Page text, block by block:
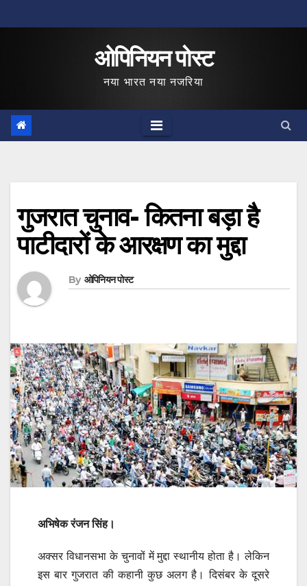
to
ओपिनियन पोस्ट
नया भारत नया नजरिया
गुजरात चुनाव- कितना बड़ा है
पाटीदारों के आरक्षण का मुद्दा
By ओपिनियन पोस्ट
अभिषेक रंजन सिंह।
अक्सर विधानसभा के चुनावों में मुद्दा स्थानीय होता है। लेकिन
इस बार गुजरात की कहानी कुछ अलग है। दिसंबर के दूसरे